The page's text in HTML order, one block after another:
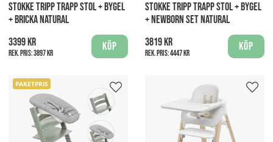
STOKKE TRIPP TRAPP STOL + BYGEL
+ BRICKA NATURAL
3399 kr
Rek. pris:3897 kr
Köp
STOKKE TRIPP TRAPP STOL + BYGEL
+ NEWBORN SET NATURAL
3819 kr
Rek. pris:4447 kr
Köp
PAKETPRIS